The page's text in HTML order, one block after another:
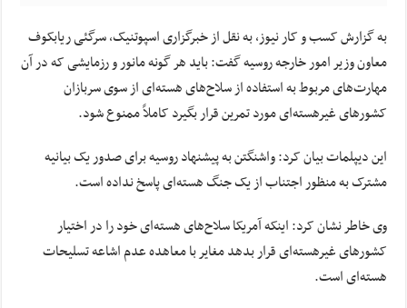
به گزارش کسب و کار نیوز، به نقل از خبرگزاری اسپوتنیک، سرگئی ریابکوف
معاون وزیر امور خارجه روسیه گفت: باید هر گونه مانور و رزمایشی که در آن
مهارت‌های مربوط به استفاده از سلاح‌های هسته‌ای از سوی سربازان
کشورهای غیرهسته‌ای مورد تمرین قرار بگیرد کاملاً ممنوع شود.
این دیپلمات بیان کرد: واشنگتن به پیشنهاد روسیه برای صدور یک بیانیه
مشترک به منظور اجتناب از یک جنگ هسته‌ای پاسخ نداده است.
وی خاطر نشان کرد: اینکه آمریکا سلاح‌های هسته‌ای خود را در اختیار
کشورهای غیرهسته‌ای قرار بدهد مغایر با معاهده عدم اشاعه تسلیحات
هسته‌ای است.